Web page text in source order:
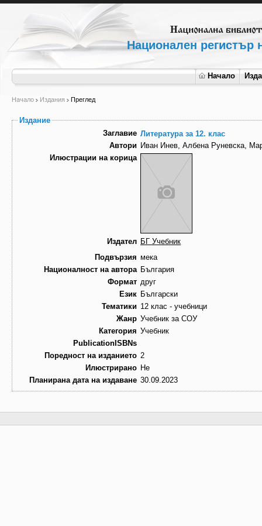
Национален регистър
Начало
Начало Издания Преглед
Издание
Заглавие Литература за 12. клас
Автори Иван Инев, Албена Руневска,
Илюстрации на корица
Издател БГ Учебник
Подвързия мека
Националност на автора България
Формат друг
Език Български
Тематики 12 клас - учебници
Жанр Учебник за СОУ
Категория Учебник
PublicationISBNs
Поредност на изданието 2
Илюстрирано Не
Планирана дата на издаване 30.09.2023